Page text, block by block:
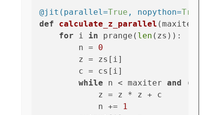
@jit( parallel=True , nopython=True
def
calculate_z_parallel (maxiter,
for i in prange( len (zs)):
        n =
0
        z = zs[i]
        c = cs[i]
while n < maxiter and
            z = z * z + c
            n +=
1